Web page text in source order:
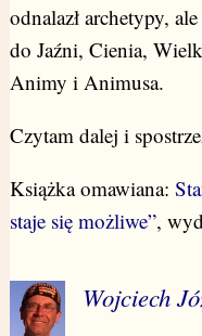
odnalazł archetypy,
do Jaźni, Cienia,
Animy i Animusa.
Czytam dalej i
Książka omawiana:
staje się możliwe”,
Wojciech